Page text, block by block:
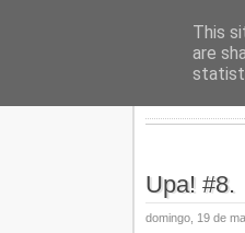
Upa! #8.
domingo, 19 de
This
are